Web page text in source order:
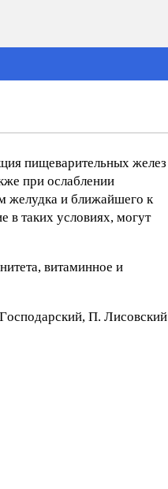
пищеварительных желез
при ослаблении
желудка и ближайшего к
таких условиях, могут
витаминное и
П. Лиcoвcкий